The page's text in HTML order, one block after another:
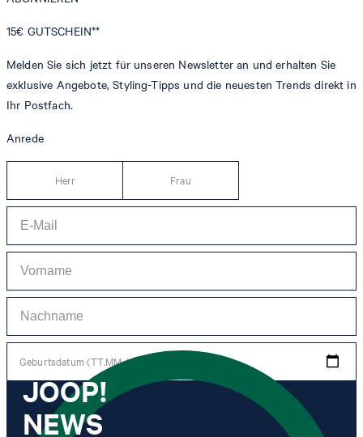
15€ GUTSCHEIN**
Melden Sie sich jetzt für unseren Newsletter an und erhalten Sie
exklusive Angebote, Styling-Tipps und die neuesten Trends direkt in
Ihr Postfach.
Anrede
Herr Frau
Geburtsdatum (TT.MM.JJJJ)
*Ich stimme der Erhebung, Verarbeitung und Nutzung von Tracking-Daten des
Newsletters zu Zwecken der persönlichen Beratung, im Rahmen des
JOOP!
NEWS